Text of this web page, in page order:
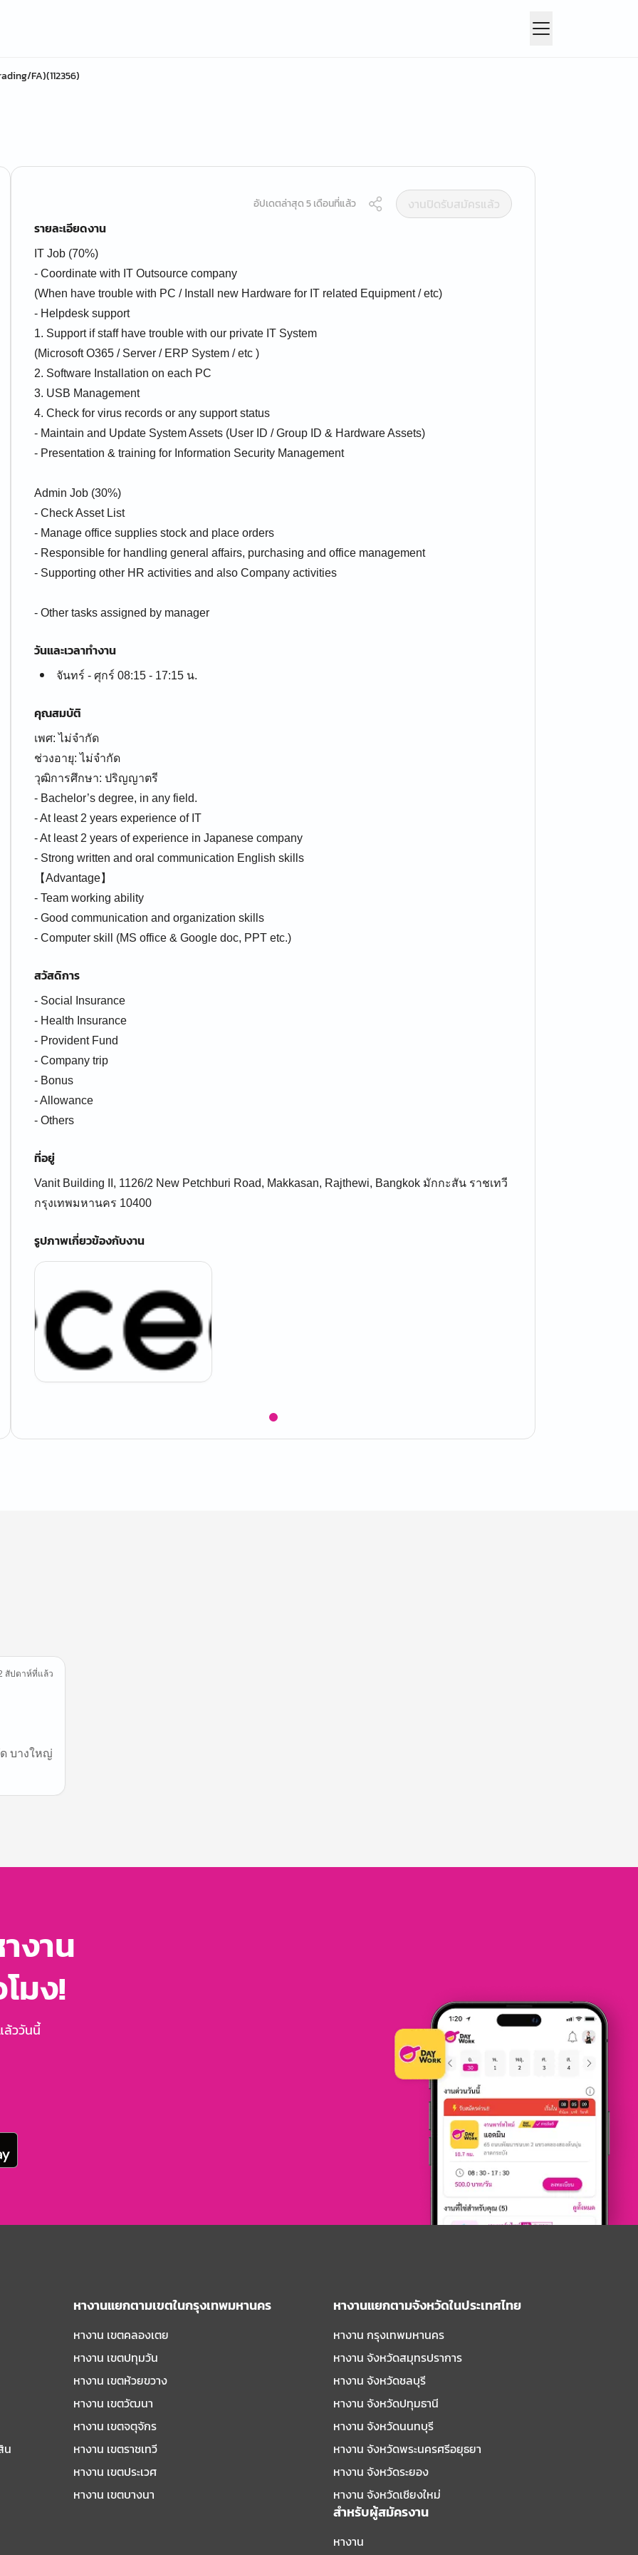
FA)(112356)
อัปเดตล่าสุด 5 เดือนที่แล้ว
งานปิดรับสมัครแล้ว
รายละเอียดงาน
IT Job (70%)
- Coordinate with IT Outsource company
(When have trouble with PC / Install new Hardware for IT related Equipment / etc)
- Helpdesk support
1. Support if staff have trouble with our private IT System
(Microsoft O365 / Server / ERP System / etc )
2. Software Installation on each PC
3. USB Management
4. Check for virus records or any support status
- Maintain and Update System Assets (User ID / Group ID & Hardware Assets)
- Presentation & training for Information Security Management
Admin Job (30%)
- Check Asset List
- Manage office supplies stock and place orders
- Responsible for handling general affairs, purchasing and office management
- Supporting other HR activities and also Company activities
วันและเวลาทำงาน
จันทร์ - ศุกร์ 08:15 - 17:15 น.
คุณสมบัติ
เพศ: ไม่จำกัด
ช่วงอายุ: ไม่จำกัด
วุฒิการศึกษา: ปริญญาตรี
- Bachelor’s degree, in any field.
- At least 2 years experience of IT
- At least 2 years of experience in Japanese company
- Strong written and oral communication English skills
【Advantage】
- Team working ability
- Good communication and organization skills
- Computer skill (MS office & Google doc, PPT etc.)
สวัสดิการ
- Social Insurance
- Health Insurance
- Provident Fund
- Company trip
- Bonus
- Allowance
- Others
ที่อยู่
Vanit Building II, 1126/2 New Petchburi Road, Makkasan, Rajthewi, Bangkok มักกะสัน ราชเทวี
กรุงเทพมหานคร 10400
รูปภาพเกี่ยวข้องกับงาน
of
สัปดาห์ที่แล้ว
บางใหญ่
งาน
มง!
ล้ววันนี้
น
หางานแยกตามเขตในกรุงเทพมหานคร
หางาน เขตคลองเตย
หางาน เขตปทุมวัน
หางาน เขตห้วยขวาง
หางาน เขตวัฒนา
หางาน เขตจตุจักร
หางาน เขตราชเทวี
หางาน เขตประเวศ
หางาน เขตบางนา
หางานแยกตามจังหวัดในประเทศไทย
หางาน กรุงเทพมหานคร
หางาน จังหวัดสมุทรปราการ
หางาน จังหวัดชลบุรี
หางาน จังหวัดปทุมธานี
หางาน จังหวัดนนทบุรี
หางาน จังหวัดพระนครศรีอยุธยา
หางาน จังหวัดระยอง
หางาน จังหวัดเชียงใหม่
สำหรับผู้สมัครงาน
หางาน